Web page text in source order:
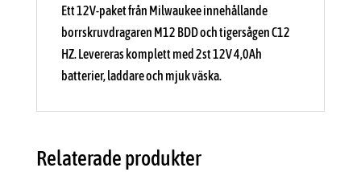
Ett 12V-paket från Milwaukee innehållande
borrskruvdragaren M12 BDD och tigersågen C12
HZ. Levereras komplett med 2st 12V 4,0Ah
batterier, laddare och mjuk väska.
Relaterade produkter